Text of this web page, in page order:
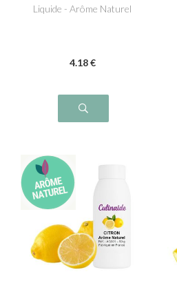
Liquide - Arôme Naturel
4.18 €